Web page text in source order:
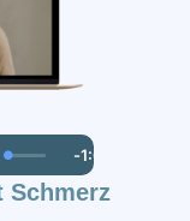
Loaded
3.58%
Remaining
-1:06
Schmerz